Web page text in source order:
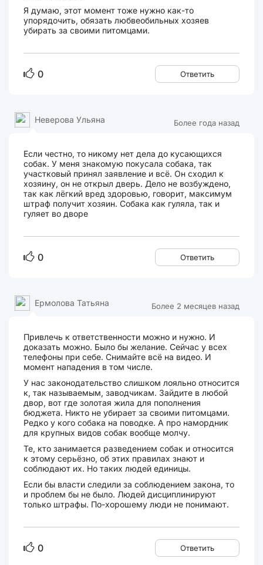
Я думаю, этот момент тоже нужно как-то
упорядочить, обязать любвеобильных хозяев
убирать за своими питомцами.
0 Ответить
Более года назад
Неверова Ульяна
Если честно, то никому нет дела до кусающихся
собак. У меня знакомую покусала собака, так
участковый принял заявление и всё. Он сходил к
хозяину, он не открыл дверь. Дело не возбуждено,
так как лёгкий вред здоровью, говорит, максимум
штраф получит хозяин. Собака как гуляла, так и
гуляет во дворе
0 Ответить
Более 2 месяцев назад
Ермолова Татьяна
Привлечь к ответственности можно и нужно. И
доказать можно. Было бы желание. Сейчас у всех
телефоны при себе. Снимайте всё на видео. И
момент нападения в том числе.
У нас законодательство слишком лояльно относится
к, так называемым, заводчикам. Зайдите в любой
двор, вот где золотая жила для пополнения
бюджета. Никто не убирает за своими питомцами.
Редко у кого собака на поводке. А про намордник
для крупных видов собак вообще молчу.
Те, кто занимается разведением собак и относится
к этому серьёзно, об этих правилах знают и
соблюдают их. Но таких людей единицы.
Если бы власти следили за соблюдением закона, то
и проблем бы не было. Людей дисциплинируют
только штрафы. По-хорошему люди не понимают.
0 Ответить